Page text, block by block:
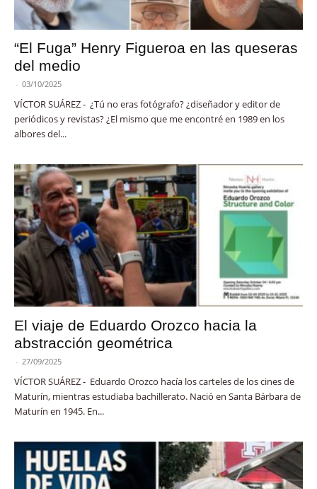
“El Fuga” Henry Figueroa en las queseras
del medio
- 03/10/2025
VÍCTOR SUÁREZ - ¿Tú no eras fotógrafo? ¿diseñador y editor de
periódicos y revistas? ¿El mismo que me encontré en 1989 en los
albores del...
El viaje de Eduardo Orozco hacia la
abstracción geométrica
- 27/09/2025
VÍCTOR SUÁREZ - Eduardo Orozco hacía los carteles de los cines de
Maturín, mientras estudiaba bachillerato. Nació en Santa Bárbara de
Maturín en 1945. En...